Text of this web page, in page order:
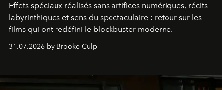
Effets spéciaux réalisés sans artifices numériques, récits
labyrinthiques et sens du spectaculaire : retour sur les
films qui ont redéfini le blockbuster moderne.
31.07.2026 by Brooke Culp